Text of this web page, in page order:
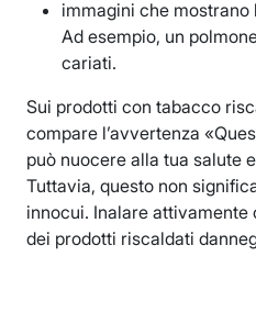
immagini che mostrano
Ad esempio, un
cariati.
Sui prodotti con tabacco
compare l’avvertenza
può nuocere alla tua salute
Tuttavia, questo non
innocui. Inalare
dei prodotti riscaldati